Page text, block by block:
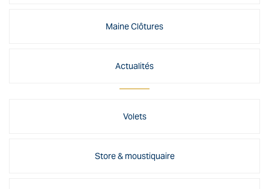
Maine Clôtures
Actualités
Volets
Store & moustiquaire